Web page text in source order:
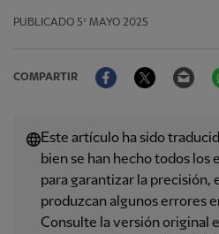
PUBLICADO 5º MAYO 2025
COMPARTIR
FacebookTwitter
Este artículo ha sido
bien se han hecho todos los
para garantizar la precisión,
produzcan algunos errores
Consulte la versión original